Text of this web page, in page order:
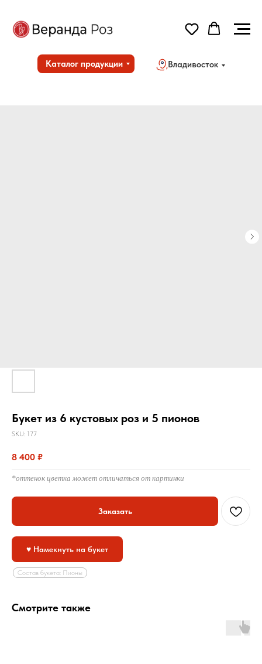
Каталог продукции Владивосток
Букет из 6 кустовых роз и 5 пионов
SKU: 177
8 400 ₽
*оттенок цветка может отличаться от картинки
Заказать
♥ Намекнуть на букет
Состав букета: Пионы
Смотрите также